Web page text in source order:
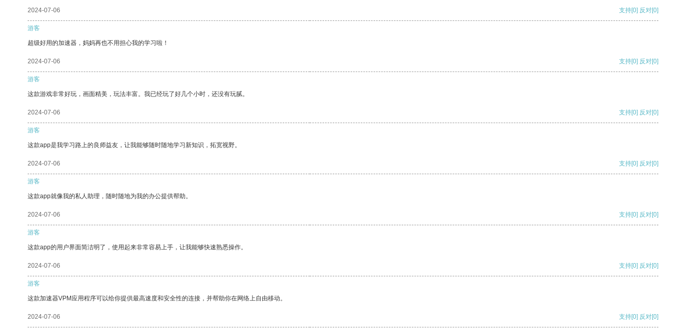
2024-07-06 支持[0] 反对[0]
游客
超级好用的加速器，妈妈再也不用担心我的学习啦！
2024-07-06 支持[0] 反对[0]
游客
这款游戏非常好玩，画面精美，玩法丰富。我已经玩了好几个小时，还没有玩腻。
2024-07-06 支持[0] 反对[0]
游客
这款app是我学习路上的良师益友，让我能够随时随地学习新知识，拓宽视野。
2024-07-06 支持[0] 反对[0]
游客
这款app就像我的私人助理，随时随地为我的办公提供帮助。
2024-07-06 支持[0] 反对[0]
游客
这款app的用户界面简洁明了，使用起来非常容易上手，让我能够快速熟悉操作。
2024-07-06 支持[0] 反对[0]
游客
这款加速器VPM应用程序可以给你提供最高速度和安全性的连接，并帮助你在网络上自由移动。
2024-07-06 支持[0] 反对[0]